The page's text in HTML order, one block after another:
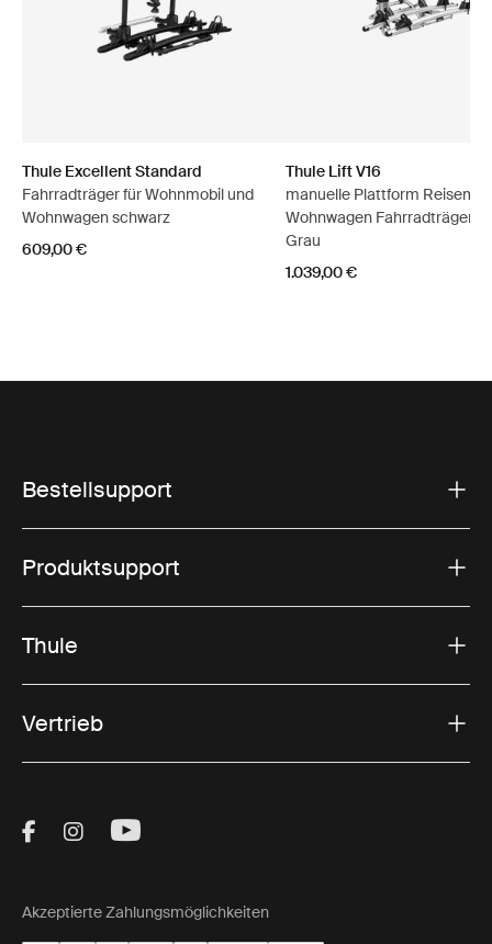
Thule Excellent Standard
Fahrradträger für Wohnmobil und
Wohnwagen schwarz
609,00 €
Thule Lift V16
manuelle Plattform
Wohnwagen Fahrradträger
Grau
1.039,00 €
Bestellsupport
Produktsupport
Thule
Vertrieb
Visit Thule on Facebook (external link)
Visit Thule on Instagram (external link)
Visit Thule on Youtube (external
Akzeptierte Zahlungsmöglichkeiten